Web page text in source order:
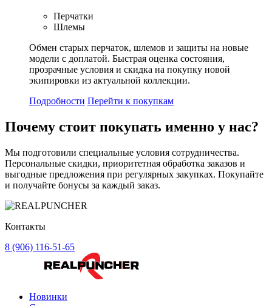
Перчатки
Шлемы
Обмен старых перчаток, шлемов и защиты на новые
модели с доплатой. Быстрая оценка состояния,
прозрачные условия и скидка на покупку новой
экипировки из актуальной коллекции.
Подробности Перейти к покупкам
Почему стоит покупать именно у нас?
Мы подготовили специальные условия сотрудничества.
Персональные скидки, приоритетная обработка заказов и
выгодные предложения при регулярных закупках. Покупайте
и получайте бонусы за каждый заказ.
Контакты
8 (906) 116-51-65
Новинки